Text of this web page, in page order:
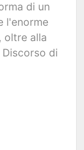
di un
l'enorme
oltre alla
di